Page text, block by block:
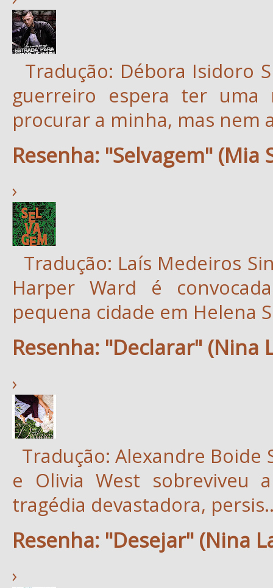
Tradução: Débora Isidoro
guerreiro espera ter uma
procurar a minha, mas nem
Resenha: "Selvagem" (Mia
›
Tradução: Laís Medeiros
Harper Ward é
pequena cidade em Helena
Resenha: "Declarar" (Nina
›
Tradução: Alexandre
e Olivia West sobreviveu
tragédia devastadora,
Resenha: "Desejar" (Nina
›